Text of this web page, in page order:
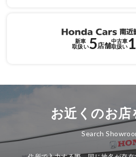
新車
取扱い5店舗
中古車
取扱い1
お近くのお店
Search